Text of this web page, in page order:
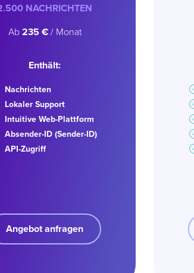
NACHRICHTEN
Ab235 €/ Monat
Enthält:
Nachrichten
Lokaler Support
Intuitive Web-Plattform
Absender-ID (Sender-ID)
API-Zugriff
Angebot anfragen